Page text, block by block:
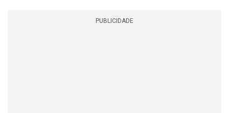
PUBLICIDADE